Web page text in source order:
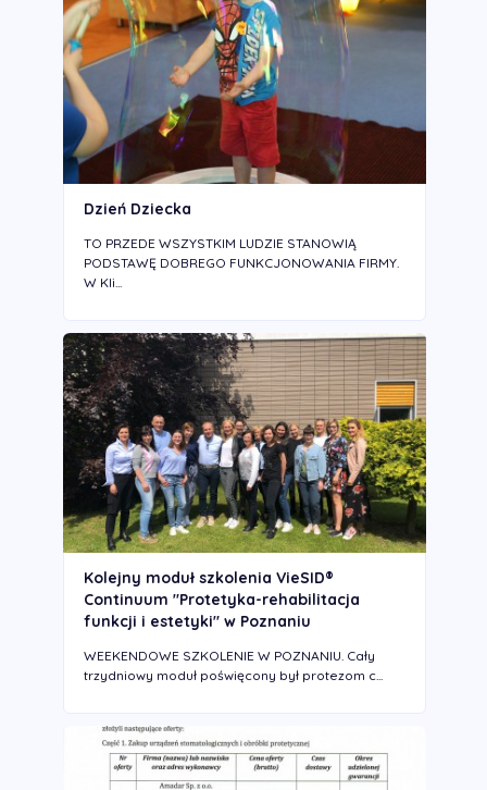
Dzień Dziecka
TO PRZEDE WSZYSTKIM LUDZIE STANOWIĄ
PODSTAWĘ DOBREGO FUNKCJONOWANIA FIRMY.
W Kli...
Kolejny moduł szkolenia VieSID®
Continuum "Protetyka-rehabilitacja
funkcji i estetyki" w Poznaniu
WEEKENDOWE SZKOLENIE W POZNANIU. Cały
trzydniowy moduł poświęcony był protezom c...